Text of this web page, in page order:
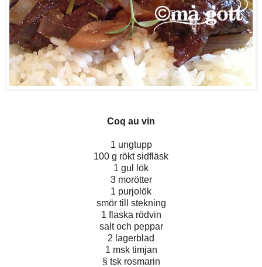
Coq au vin
1 ungtupp
100 g rökt sidfläsk
1 gul lök
3 morötter
1 purjolök
smör till stekning
1 flaska rödvin
salt och peppar
2 lagerblad
1 msk timjan
§ tsk rosmarin